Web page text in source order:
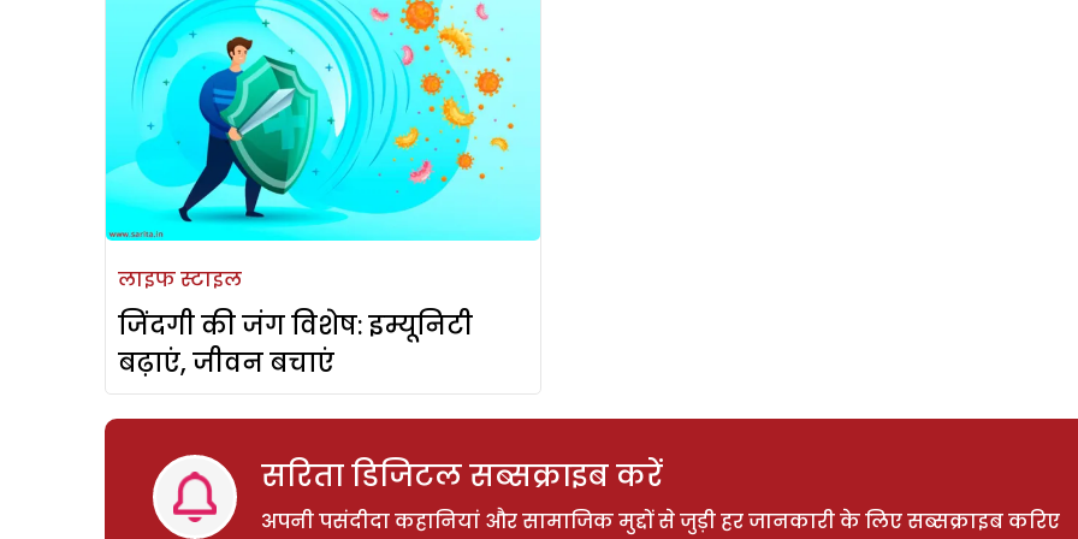
लाइफ स्टाइल
जिंदगी की जंग विशेष: इम्यूनिटी
बढ़ाएं, जीवन बचाएं
सरिता डिजिटल सब्सक्राइब करें
अपनी पसंदीदा कहानियां और सामाजिक मुद्दों से जुड़ी हर जानकारी के लिए सब्सक्राइब करिए